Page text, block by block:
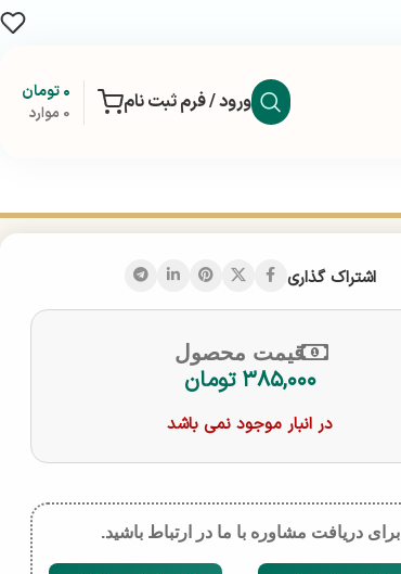
ورود / فرم ثبت نام 0 موارد
۰تومان
اشتراک گذاری
قیمت محصول
۳۸۵,۰۰۰ تومان
در انبار موجود نمی باشد
برای دریافت مشاوره با ما در ارتباط باشید.